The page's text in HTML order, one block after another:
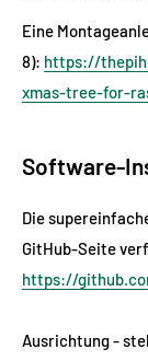
Eine
8): https://
xmas-tree-for-
Software-
Die
GitHub-Seite
https://
Ausrichtung -